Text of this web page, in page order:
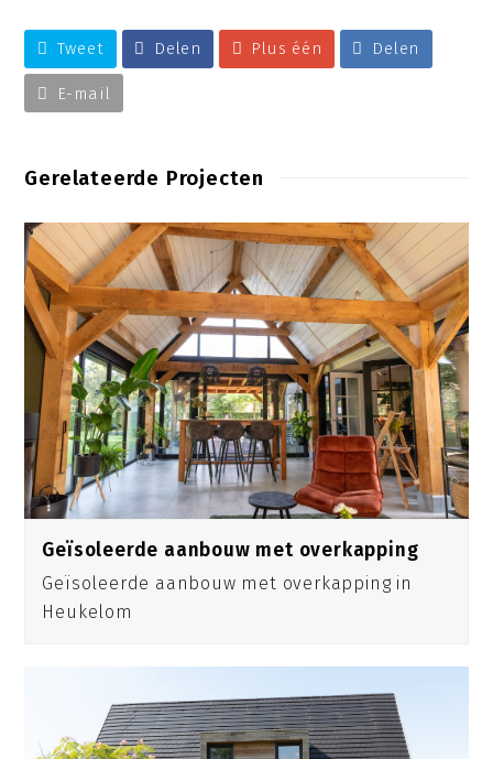
Tweet Delen Plus één Delen
E-mail
Gerelateerde Projecten
Geïsoleerde aanbouw met overkapping
Geïsoleerde aanbouw met overkapping in
Heukelom